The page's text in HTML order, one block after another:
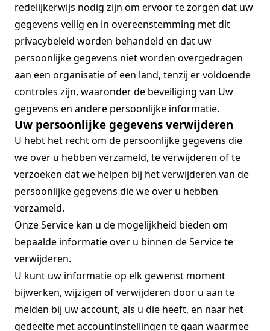
redelijkerwijs nodig zijn om ervoor te zorgen dat uw
gegevens veilig en in overeenstemming met dit
privacybeleid worden behandeld en dat uw
persoonlijke gegevens niet worden overgedragen
aan een organisatie of een land, tenzij er voldoende
controles zijn, waaronder de beveiliging van Uw
gegevens en andere persoonlijke informatie.
Uw persoonlijke gegevens verwijderen
U hebt het recht om de persoonlijke gegevens die
we over u hebben verzameld, te verwijderen of te
verzoeken dat we helpen bij het verwijderen van de
persoonlijke gegevens die we over u hebben
verzameld.
Onze Service kan u de mogelijkheid bieden om
bepaalde informatie over u binnen de Service te
verwijderen.
U kunt uw informatie op elk gewenst moment
bijwerken, wijzigen of verwijderen door u aan te
melden bij uw account, als u die heeft, en naar het
gedeelte met accountinstellingen te gaan waarmee